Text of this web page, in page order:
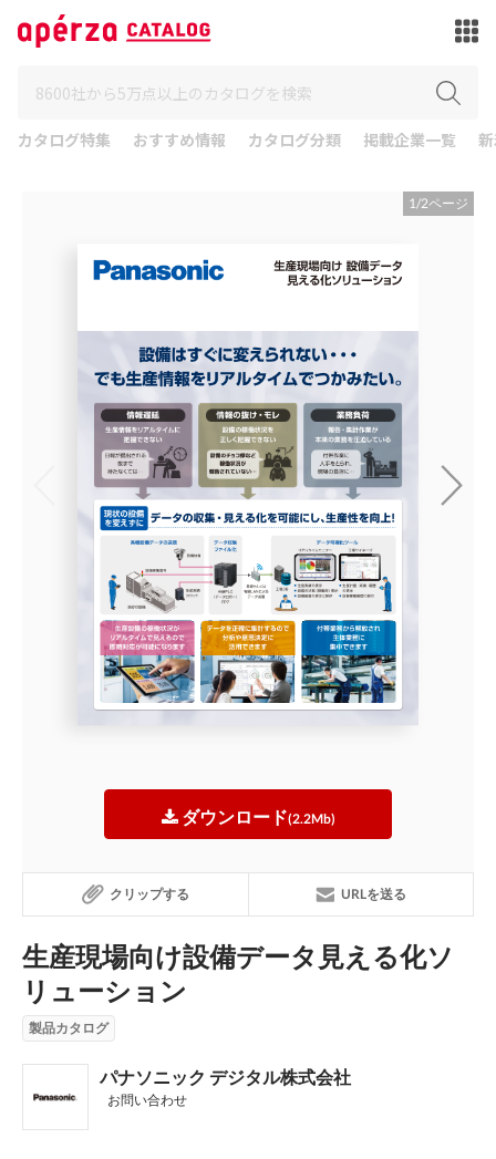
カタログ特集 おすすめ情報 カタログ分類 掲載企業一覧
1/2ページ
ダウンロード(2.2Mb)
クリップする URLを送る
生産現場向け設備データ見える化ソ
リューション
製品カタログ
パナソニック デジタル株式会社
お問い合わせ